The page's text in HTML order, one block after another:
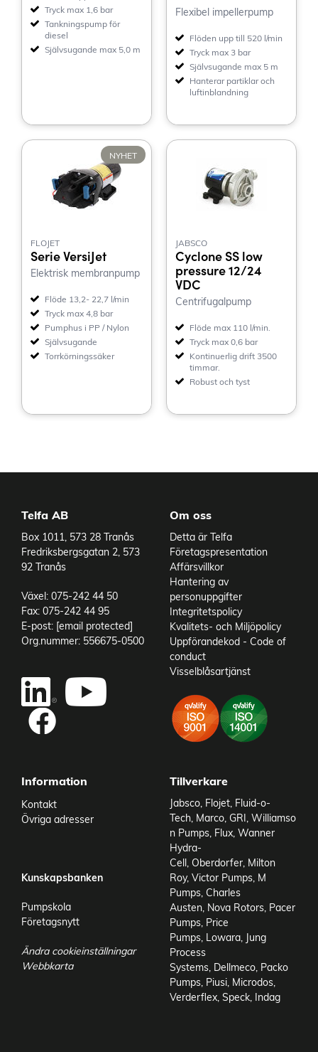
Tryck max 1,6 bar
Tankningspump för
diesel
Självsugande max 5,0 m
Flexibel impellerpump
Flöden upp till 520 l/min
Tryck max 3 bar
Självsugande max 5 m
Hanterar partiklar och
luftinblandning
NYHET
FLOJET
Serie VersiJet
Elektrisk membranpump
Flöde 13,2- 22,7 l/min
Tryck max 4,8 bar
Pumphus i PP / Nylon
Självsugande
Torrkörningssäker
JABSCO
Cyclone SS low
pressure 12/24
VDC
Centrifugalpump
Flöde max 110 l/min.
Tryck max 0,6 bar
Kontinuerlig drift 3500
timmar.
Robust och tyst
Telfa AB
Box 1011, 573 28 Tranås
Fredriksbergsgatan 2, 573
92 Tranås
Växel: 075-242 44 50
Fax: 075-242 44 95
E-post: [email protected]
Org.nummer: 556675-0500
Om oss
Detta är Telfa
Företagspresentation
Affärsvillkor
Hantering av
personuppgifter
Integritetspolicy
Kvalitets- och Miljöpolicy
Uppförandekod - Code of
conduct
Visselblåsartjänst
Information
Kontakt
Övriga adresser
Kunskapsbanken
Pumpskola
Företagsnytt
Ändra cookieinställningar
Webbkarta
Tillverkare
Jabsco Flojet Fluid-o-
Tech Marco GRI Williamso
n Pumps Flux Wanner
Hydra-
Cell Oberdorfer Milton
Roy, Victor Pumps M
Pumps Charles
Austen Nova Rotors Pacer
Pumps Price
Pumps Lowara Jung
Process
Systems Dellmeco Packo
Pumps Piusi Microdos
Verderflex Speck Indag